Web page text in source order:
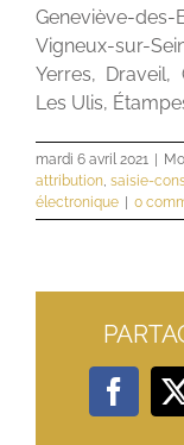
Geneviève-
Vigneux-sur-
Yerres, Draveil,
Les Ulis,
mardi 6 avril 2021
attribution, saisie-
électronique
0